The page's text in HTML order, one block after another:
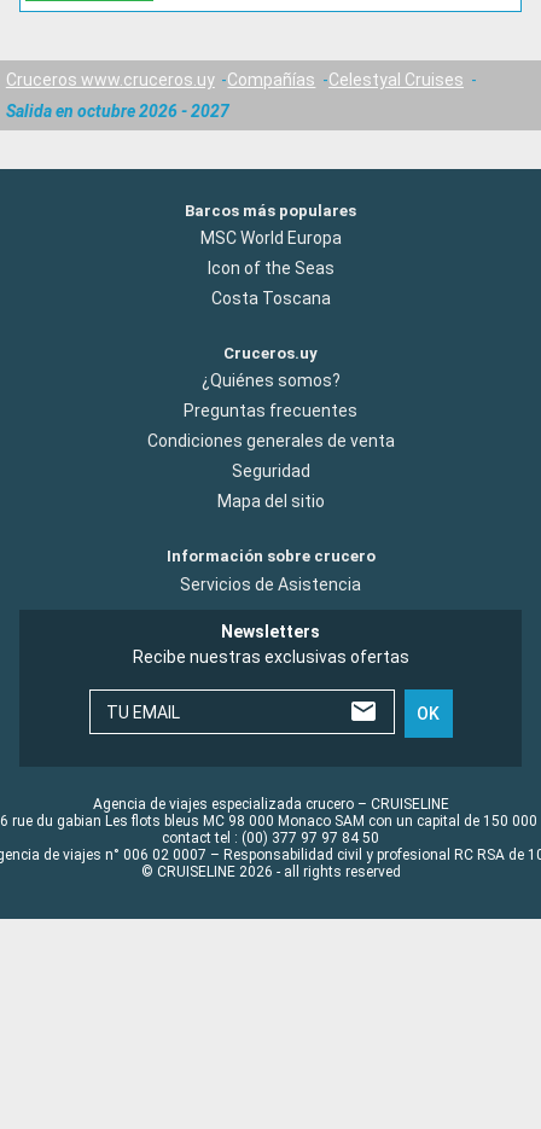
Cruceros www.cruceros.uy Compañías
Celestyal Cruises
Salida en octubre 2026 - 2027
Barcos más populares
MSC World Europa
Icon of the Seas
Costa Toscana
Cruceros.uy
¿Quiénes somos?
Preguntas frecuentes
Condiciones generales de venta
Seguridad
Mapa del sitio
Información sobre crucero
Servicios de Asistencia
Newsletters
Recibe nuestras exclusivas ofertas
TU EMAIL OK
Agencia de viajes especializada crucero – CRUISELINE
rue du gabian Les flots bleus MC 98 000 Monaco SAM con un capital de 150 000
contact tel : (00) 377 97 97 84 50
de viajes n° 006 02 0007 – Responsabilidad civil y profesional RC RSA de
© CRUISELINE 2026 - all rights reserved